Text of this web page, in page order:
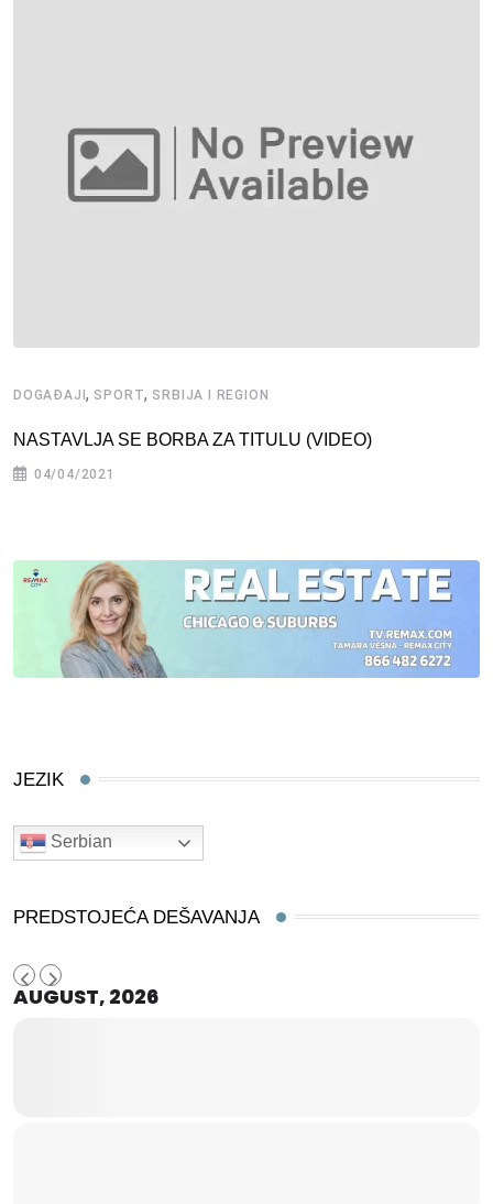
DOGAĐAJI, SPORT, SRBIJA I REGION
NASTAVLJA SE BORBA ZA TITULU (VIDEO)
04/04/2021
JEZIK
Serbian
PREDSTOJEĆA DEŠAVANJA
AUGUST, 2026